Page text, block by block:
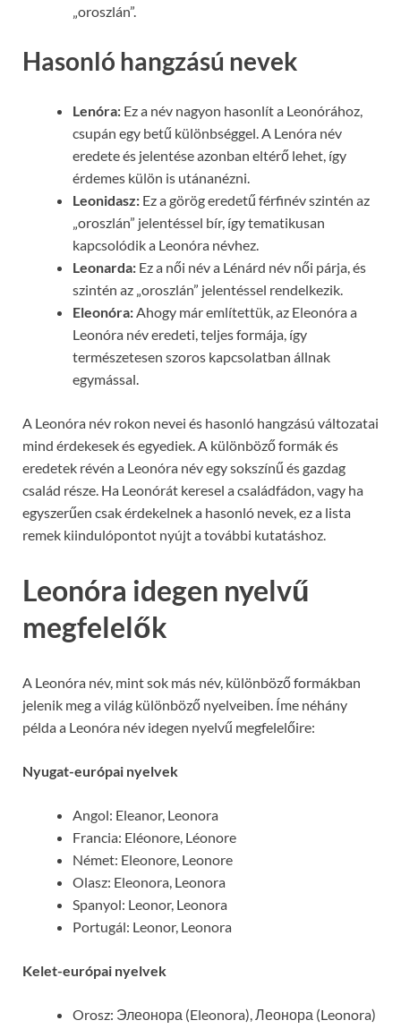
„oroszlán”.
Hasonló hangzású nevek
Lenóra: Ez a név nagyon hasonlít a Leonórához,
csupán egy betű különbséggel. A Lenóra név
eredete és jelentése azonban eltérő lehet, így
érdemes külön is utánanézni.
Leonidasz: Ez a görög eredetű férfinév szintén az
„oroszlán” jelentéssel bír, így tematikusan
kapcsolódik a Leonóra névhez.
Leonarda: Ez a női név a Lénárd név női párja, és
szintén az „oroszlán” jelentéssel rendelkezik.
Eleonóra:Ahogy már említettük, az Eleonóra a
Leonóra név eredeti, teljes formája, így
természetesen szoros kapcsolatban állnak
egymással.
A Leonóra név rokon nevei és hasonló hangzású változatai
mind érdekesek és egyediek. A különböző formák és
eredetek révén a Leonóra név egy sokszínű és gazdag
család része. Ha Leonórát keresel a családfádon, vagy ha
egyszerűen csak érdekelnek a hasonló nevek, ez a lista
remek kiindulópontot nyújt a további kutatáshoz.
Leonóra idegen nyelvű
megfelelők
A Leonóra név, mint sok más név, különböző formákban
jelenik meg a világ különböző nyelveiben. Íme néhány
példa a Leonóra név idegen nyelvű megfelelőire:
Nyugat-európai nyelvek
Angol: Eleanor, Leonora
Francia: Eléonore, Léonore
Német: Eleonore, Leonore
Olasz: Eleonora, Leonora
Spanyol: Leonor, Leonora
Portugál: Leonor, Leonora
Kelet-európai nyelvek
Orosz: Элеонора (Eleonora), Леонора (Leonora)